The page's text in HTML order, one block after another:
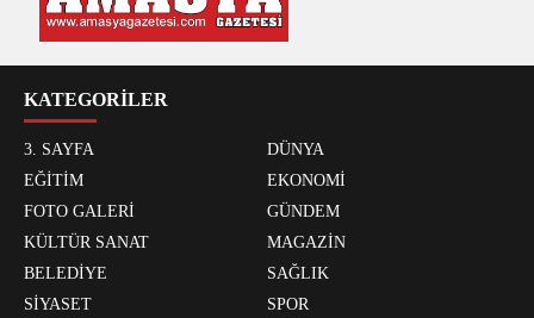
KATEGORİLER
3. SAYFA
DÜNYA
EĞİTİM
EKONOMİ
FOTO GALERİ
GÜNDEM
KÜLTÜR SANAT
MAGAZİN
BELEDİYE
SAĞLIK
SİYASET
SPOR